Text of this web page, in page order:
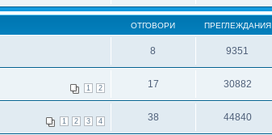
ОТГОВОРИ ПРЕГЛЕЖДАНИЯ
8 9351
1 2 17 30882
1 2 3 4 38 44840